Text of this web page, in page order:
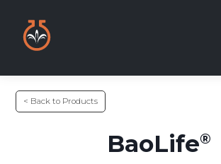
< Back to Products
BaoLife